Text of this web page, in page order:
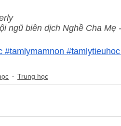
ngũ biên dịch Nghề Cha Mẹ
#tamlymamnon #tamlytieuhoc
Trung học